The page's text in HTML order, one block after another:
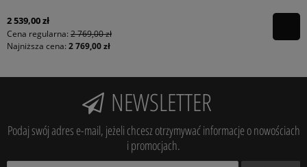
2 539,00 zł
Cena regularna: 2 769,00 zł
Najniższa cena: 2 769,00 zł
NEWSLETTER
Podaj swój adres e-mail, jeżeli chcesz otrzymywać informacje o nowościach
i promocjach.